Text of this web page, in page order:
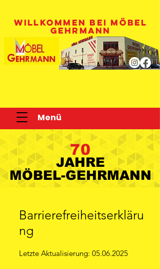
Menü
WILLKOMMEN BEI MÖBEL
GEHRMANN
70
JAHRE
MÖBEL-GEHRMANN
JAHRE
MÖBEL-GEHRMANN
Barrierefreiheitserkläru
ng
Letzte Aktualisierung: 05.06.2025